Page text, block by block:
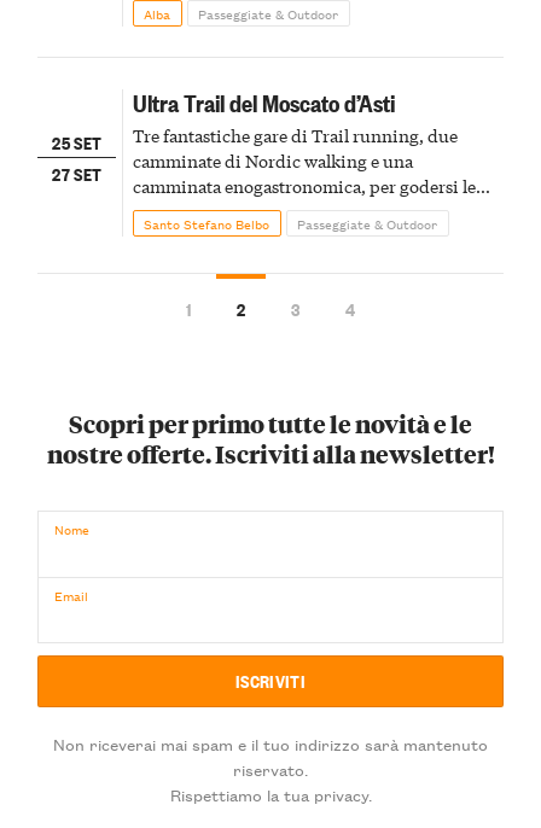
Alba Passeggiate & Outdoor
25 SET
27 SET
Ultra Trail del Moscato d’Asti
Tre fantastiche gare di Trail running, due
camminate di Nordic walking e una
camminata enogastronomica, per godersi le
colline del Moscato attraverso lo sport
Santo Stefano Belbo Passeggiate & Outdoor
1 2 3 4
Scopri per primo tutte le novità e le
nostre offerte. Iscriviti alla newsletter!
Nome
Email
Non riceverai mai spam e il tuo indirizzo sarà mantenuto
riservato.
Rispettiamo la tua privacy.